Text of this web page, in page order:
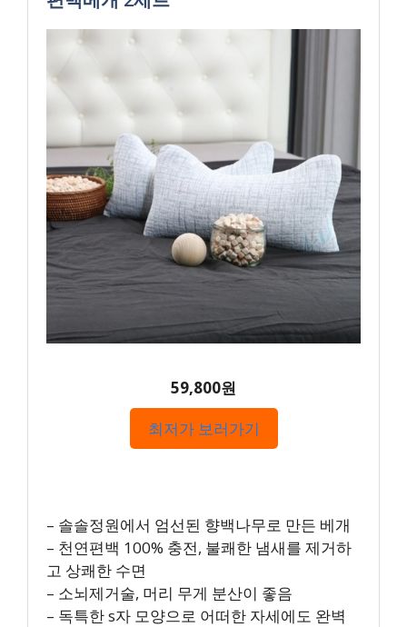
59,800원
최저가 보러가기
– 솔솔정원에서 엄선된 향백나무로 만든 베개
– 천연편백 100% 충전, 불쾌한 냄새를 제거하
고 상쾌한 수면
– 소뇌제거술, 머리 무게 분산이 좋음
– 독특한 s자 모양으로 어떠한 자세에도 완벽